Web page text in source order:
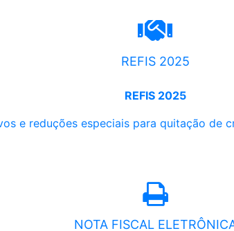
REFIS 2025
REFIS 2025
e reduções especiais para quitação de
NOTA FISCAL